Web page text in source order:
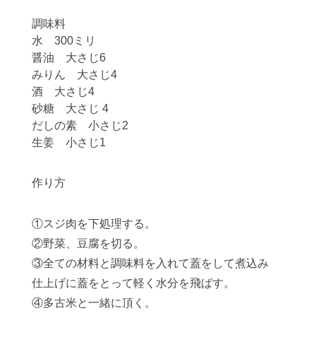
調味料
水 300ミリ
醤油 大さじ6
みりん 大さじ4
酒 大さじ4
砂糖 大さじ 4
だしの素 小さじ2
生姜 小さじ1
作り方
①スジ肉を下処理する。
②野菜、豆腐を切る。
③全ての材料と調味料を入れて蓋をして煮込み
仕上げに蓋をとって軽く水分を飛ばす。
④多古米と一緒に頂く。